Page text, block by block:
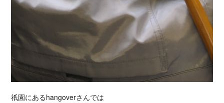
祇園にあるhangoverさんでは